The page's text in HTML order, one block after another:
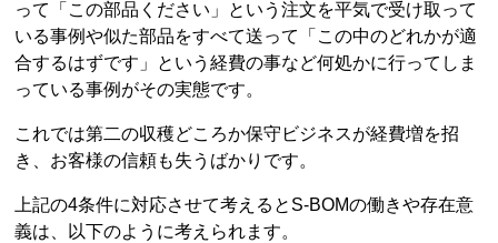
って「この部品ください」という注文を平気で受け取って
いる事例や似た部品をすべて送って「この中のどれかが適
合するはずです」という経費の事など何処かに行ってしま
っている事例がその実態です。
これでは第二の収穫どころか保守ビジネスが経費増を招
き、お客様の信頼も失うばかりです。
上記の4条件に対応させて考えるとS-BOMの働きや存在意
義は、以下のように考えられます。